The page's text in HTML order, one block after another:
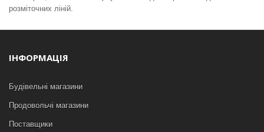
розміточних ліній.
ІНФОРМАЦІЯ
Будівельні магазини
Продовольчі магазини
Поставщики